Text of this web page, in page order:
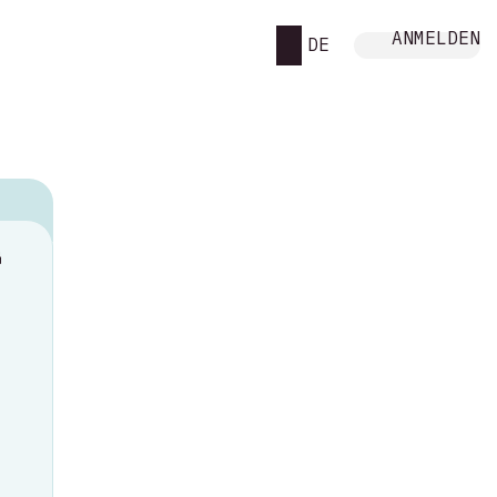
DE ANMELDEN